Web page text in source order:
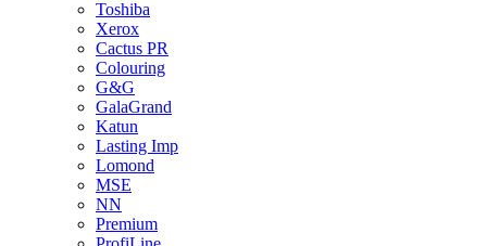
Toshiba
Xerox
Cactus PR
Colouring
G&G
GalaGrand
Katun
Lasting Imp
Lomond
MSE
NN
Premium